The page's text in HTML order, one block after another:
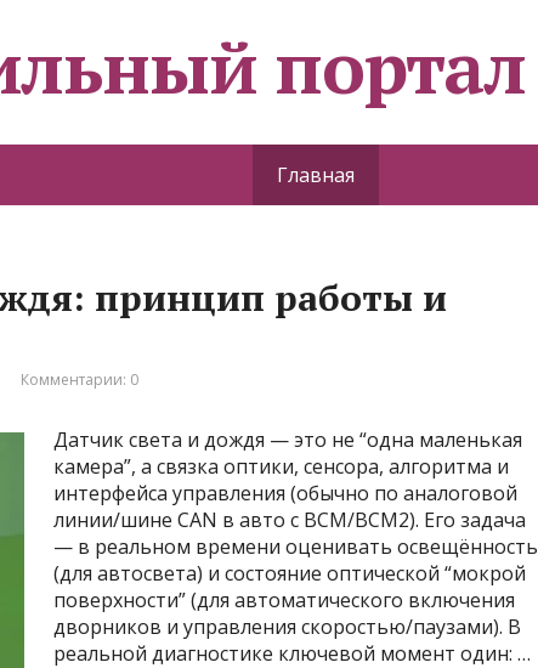
портал
Главная
принцип работы и
Комментарии: 0
Датчик света и дождя — это не “одна маленькая
камера”, а связка оптики, сенсора, алгоритма и
интерфейса управления (обычно по аналоговой
линии/шине CAN в авто с BCM/BCM2). Его задача
— в реальном времени оценивать освещённость
(для автосвета) и состояние оптической “мокрой
поверхности” (для автоматического включения
дворников и управления скоростью/паузами). В
реальной диагностике ключевой момент один: …